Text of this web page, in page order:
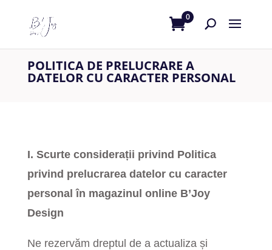
0
POLITICA DE PRELUCRARE A
DATELOR CU CARACTER PERSONAL
I. Scurte considerații privind Politica
privind prelucrarea datelor cu caracter
personal în magazinul online B’Joy
Design​
Ne rezervăm dreptul de a actualiza și